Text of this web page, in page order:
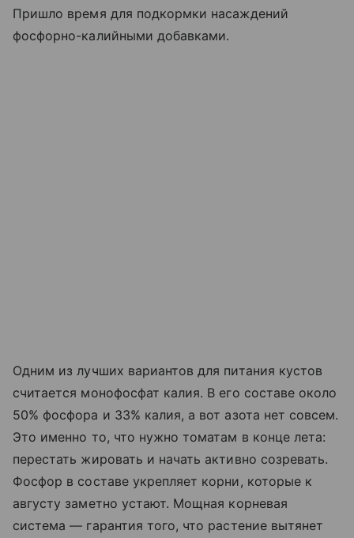
Пришло время для подкормки насаждений
фосфорно-калийными добавками.
Одним из лучших вариантов для питания кустов
считается монофосфат калия. В его составе около
50% фосфора и 33% калия, а вот азота нет совсем.
Это именно то, что нужно томатам в конце лета:
перестать жировать и начать активно созревать.
Фосфор в составе укрепляет корни, которые к
августу заметно устают. Мощная корневая
система — гарантия того, что растение вытянет